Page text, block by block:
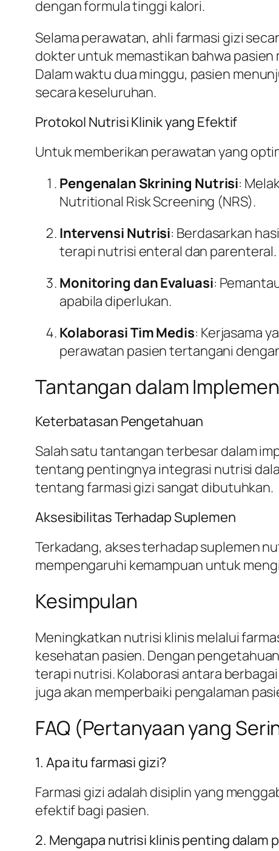
dengan formula tinggi kalori.
Selama perawatan, ahli farmasi gizi
dokter untuk memastikan bahwa
Dalam waktu dua minggu, pasien
secara keseluruhan.
Protokol Nutrisi Klinik yang Efektif
Untuk memberikan perawatan yang
Pengenalan Skrining Nutrisi:
Nutritional Risk Screening (NRS).
Intervensi Nutrisi: Berdasarkan
terapi nutrisi enteral dan parenteral.
Monitoring dan Evaluasi:
apabila diperlukan.
Kolaborasi Tim Medis: Kerjasama
perawatan pasien tertangani
Tantangan dalam
Keterbatasan Pengetahuan
Salah satu tantangan terbesar dalam
tentang pentingnya integrasi nutrisi
tentang farmasi gizi sangat dibutuhkan.
Aksesibilitas Terhadap Suplemen
Terkadang, akses terhadap suplemen
mempengaruhi kemampuan untuk
Kesimpulan
Meningkatkan nutrisi klinis melalui
kesehatan pasien. Dengan
terapi nutrisi. Kolaborasi antara
juga akan memperbaiki pengalaman
FAQ (Pertanyaan yang
1. Apa itu farmasi gizi?
Farmasi gizi adalah disiplin yang
efektif bagi pasien.
2. Mengapa nutrisi klinis penting dalam